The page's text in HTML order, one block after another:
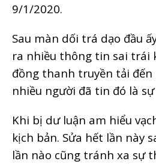
9/1/2020.
Sau màn dối trá dạo đầu
ra nhiều thông tin sai trái
đồng thanh truyền tải đến
nhiều người đã tin đó là
Khi bị dư luận am hiểu
kịch bản. Sửa hết lần này
lần nào cũng tránh xa sự